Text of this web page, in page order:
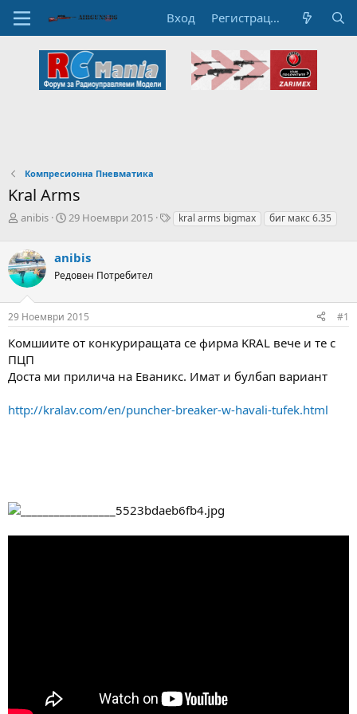
Вход Регистрация
Компресионна Пневматика
Kral Arms
А
о
р
н
а
т
е
м
а
т
anibis
Н
а
л
а
Д
а
т
29 Ноември 2015
Tkral arms bigmax биг макс 6.35
anibis
Редовен Потребител
29 Ноември 2015 #1
Комшиите от конкуриращата се фирма KRAL вече и те с
ПЦП
Доста ми прилича на Еваникс. Имат и булбап вариант
http://kralav.com/en/puncher-breaker-w-havali-tufek.html